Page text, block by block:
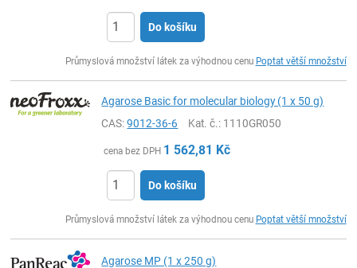
Do košíku
Průmyslová množství látek za výhodnou cenu Poptat větší množství
Agarose Basic for molecular biology (1 x 50 g)
CAS:9012-36-6 Kat. č.: 1110GR050
cena bez DPH 1 562,81 Kč
Do košíku
Průmyslová množství látek za výhodnou cenu Poptat větší množství
Agarose MP (1 x 250 g)